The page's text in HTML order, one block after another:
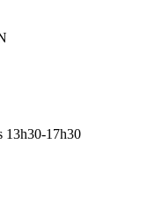
13h30-17h30